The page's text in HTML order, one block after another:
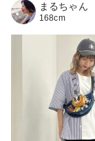
まるちゃん
168cm